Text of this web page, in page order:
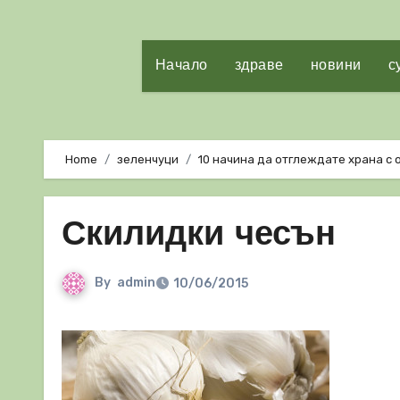
Начало здраве новини
Home зеленчуци 10 начина да отглеждате храна с
Скилидки чесън
By admin 10/06/2015